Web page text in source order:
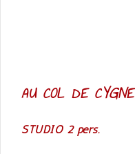
AU COL DE CYGNE
STUDIO 2 pers.